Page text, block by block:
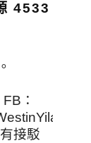
4533
：
接駁